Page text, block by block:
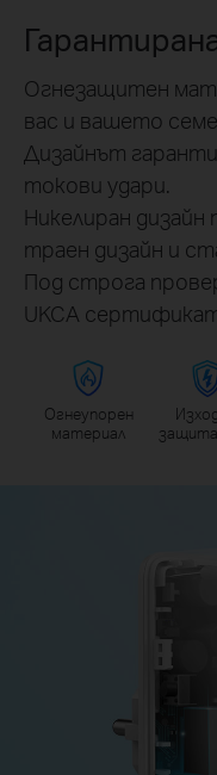
Огнезащитен
вас и вашето
Дизайнът
токови удари.
Никелиран
траен дизайн и
Под строга
UKCA
Огнеупорен
материал